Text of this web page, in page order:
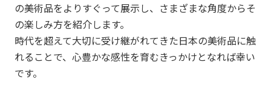
の美術品をよりすぐって展示し、さまざまな角度からそ
の楽しみ方を紹介します。
時代を超えて大切に受け継がれてきた日本の美術品に触
れることで、心豊かな感性を育むきっかけとなれば幸い
です。